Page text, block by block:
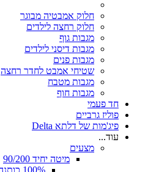
חלוק אמבטיה מבוגר
חלוק רחצה לילדים
מגבות גוף
מגבות דיסני לילדים
מגבות פנים
שטיחי אמבט לחדר רחצה
מגבות מטבח
מגבות חוף
חד פעמי
פוליז גרביים
פיג'מות של דלתא Delta
עוד...
מצעים
מיטה יחיד 90/200
100% כותנה